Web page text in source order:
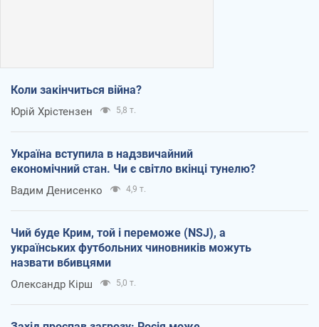
Коли закінчиться війна?
Юрій Хрістензен 5,8 т.
Україна вступила в надзвичайний
економічний стан. Чи є світло вкінці тунелю?
Вадим Денисенко 4,9 т.
Чий буде Крим, той і переможе (NSJ), а
українських футбольних чиновників можуть
назвати вбивцями
Олександр Кірш 5,0 т.